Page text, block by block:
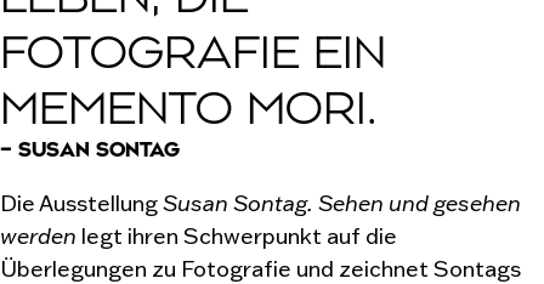
FOTOGRAFIE EIN
MEMENTO MORI.
– SUSAN SONTAG
Die AusstellungSusan Sontag. Sehen und gesehen
werden legt ihren Schwerpunkt auf die
Überlegungen zu Fotografie und zeichnet Sontags